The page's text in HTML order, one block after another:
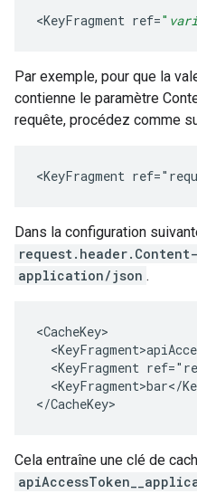
<KeyFragment ref="
Par exemple, pour que la
contienne le paramètre
requête, procédez comme
<KeyFragment
Dans la configuration
application/json .
<CacheKey>
<KeyFragment
<KeyFragment>bar</
</CacheKey>
Cela entraîne une clé de